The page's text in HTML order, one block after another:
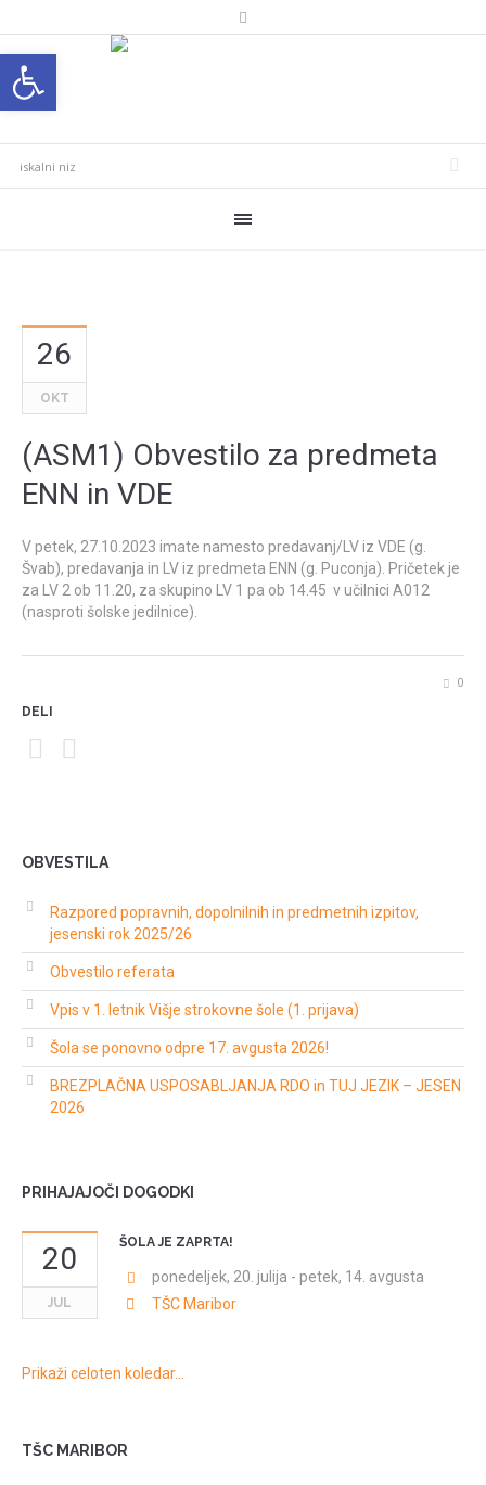
26
OKT
(ASM1) Obvestilo za predmeta
ENN in VDE
V petek, 27.10.2023 imate namesto predavanj/LV iz VDE (g.
Švab), predavanja in LV iz predmeta ENN (g. Puconja). Pričetek je
za LV 2 ob 11.20, za skupino LV 1 pa ob 14.45 v učilnici A012
(nasproti šolske jedilnice).
0
DELI
OBVESTILA
Razpored popravnih, dopolnilnih in predmetnih izpitov,
jesenski rok 2025/26
Obvestilo referata
Vpis v 1. letnik Višje strokovne šole (1. prijava)
Šola se ponovno odpre 17. avgusta 2026!
BREZPLAČNA USPOSABLJANJA RDO in TUJ JEZIK – JESEN
2026
PRIHAJAJOČI DOGODKI
20
JUL
ŠOLA JE ZAPRTA!
ponedeljek, 20. julija - petek, 14. avgusta
TŠC Maribor
Prikaži celoten koledar…
TŠC MARIBOR
Open toolbar